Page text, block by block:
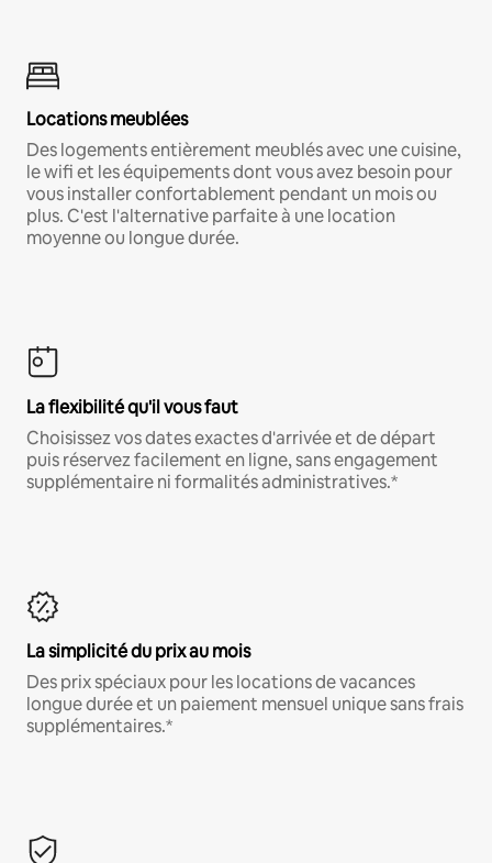
Locations meublées
Des logements entièrement meublés avec une cuisine,
le wifi et les équipements dont vous avez besoin pour
vous installer confortablement pendant un mois ou
plus. C'est l'alternative parfaite à une location
moyenne ou longue durée.
La flexibilité qu'il vous faut
Choisissez vos dates exactes d'arrivée et de départ
puis réservez facilement en ligne, sans engagement
supplémentaire ni formalités administratives.*
La simplicité du prix au mois
Des prix spéciaux pour les locations de vacances
longue durée et un paiement mensuel unique sans frais
supplémentaires.*